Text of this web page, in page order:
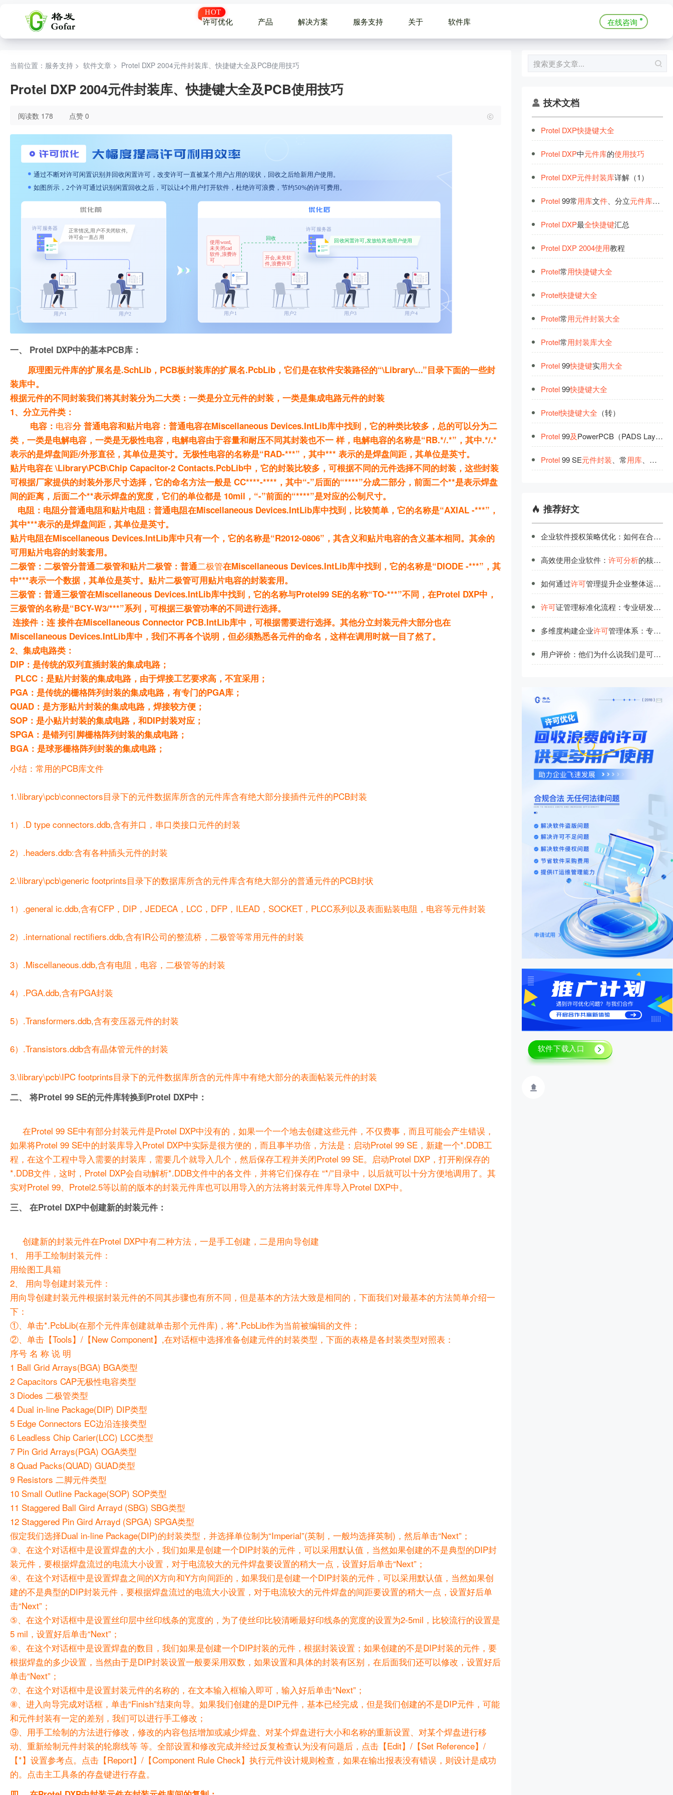
许可优化 产品 解决方案 服务支持 关于 软件库 在线咨询
当前位置：服务支持 > 软件文章 > Protel DXP 2004元件封装库、快捷键大全及PCB使用技巧
Protel DXP 2004元件封装库、快捷键大全及PCB使用技巧
阅读数 178 点赞 0
一、 Protel DXP中的基本PCB库：
原理图元件库的扩展名是.SchLib，PCB板封装库的扩展名.PcbLib，它们是在软件安装路径的“\Library\...”目录下面的一些封
装库中。
根据元件的不同封装我们将其封装分为二大类：一类是分立元件的封装，一类是集成电路元件的封装
1、分立元件类：
电容： 电容分 普通电容和贴片电容：普通电容在Miscellaneous Devices.IntLib库中找到，它的种类比较多，总的可以分为二
类，一类是电解电容，一类是无极性电容，电解电容由于容量和耐压不同其封装也不一 样，电解电容的名称是“RB.*/.*”，其中.*/.*
表示的是焊盘间距/外形直径，其单位是英寸。无极性电容的名称是“RAD-***”，其中*** 表示的是焊盘间距，其单位是英寸。
贴片电容在 \Library\PCB\Chip Capacitor-2 Contacts.PcbLib中，它的封装比较多，可根据不同的元件选择不同的封装，这些封装
可根据厂家提供的封装外形尺寸选择，它的命名方法一般是 CC****-****，其中“-”后面的“****”分成二部分，前面二个**是表示焊盘
间的距离，后面二个**表示焊盘的宽度，它们的单位都是 10mil，“-”前面的“****”是对应的公制尺寸。
电阻：电阻分普通电阻和贴片电阻：普通电阻在Miscellaneous Devices.IntLib库中找到，比较简单，它的名称是“AXIAL -***”，
其中***表示的是焊盘间距，其单位是英寸。
贴片电阻在Miscellaneous Devices.IntLib库中只有一个，它的名称是“R2012-0806”，其含义和贴片电容的含义基本相同。其余的
可用贴片电容的封装套用。
二极管：二极管分普通二极管和贴片二极管：普通二极管在Miscellaneous Devices.IntLib库中找到，它的名称是“DIODE -***”，其
中***表示一个数据，其单位是英寸。贴片二极管可用贴片电容的封装套用。
三极管：普通三极管在Miscellaneous Devices.IntLib库中找到，它的名称与Protel99 SE的名称“TO-***”不同，在Protel DXP中，
三极管的名称是“BCY-W3/***”系列，可根据三极管功率的不同进行选择。
连接件：连 接件在Miscellaneous Connector PCB.IntLib库中，可根据需要进行选择。其他分立封装元件大部分也在
Miscellaneous Devices.IntLib库中，我们不再各个说明，但必须熟悉各元件的命名，这样在调用时就一目了然了。
2、集成电路类：
DIP：是传统的双列直插封装的集成电路；
PLCC：是贴片封装的集成电路，由于焊接工艺要求高，不宜采用；
PGA：是传统的栅格阵列封装的集成电路，有专门的PGA库；
QUAD：是方形贴片封装的集成电路，焊接较方便；
SOP：是小贴片封装的集成电路，和DIP封装对应；
SPGA：是错列引脚栅格阵列封装的集成电路；
BGA：是球形栅格阵列封装的集成电路；
小结：常用的PCB库文件
1.\library\pcb\connectors目录下的元件数据库所含的元件库含有绝大部分接插件元件的PCB封装
1）.D type connectors.ddb,含有并口，串口类接口元件的封装
2）.headers.ddb:含有各种插头元件的封装
2.\library\pcb\generic footprints目录下的数据库所含的元件库含有绝大部分的普通元件的PCB封状
1）.general ic.ddb,含有CFP，DIP，JEDECA，LCC，DFP，ILEAD，SOCKET，PLCC系列以及表面贴装电阻，电容等元件封装
2）.international rectifiers.ddb,含有IR公司的整流桥，二极管等常用元件的封装
3）.Miscellaneous.ddb,含有电阻，电容，二极管等的封装
4）.PGA.ddb,含有PGA封装
5）.Transformers.ddb,含有变压器元件的封装
6）.Transistors.ddb含有晶体管元件的封装
3.\library\pcb\IPC footprints目录下的元件数据库所含的元件库中有绝大部分的表面帖装元件的封装
二、 将Protel 99 SE的元件库转换到Protel DXP中：
在Protel 99 SE中有部分封装元件是Protel DXP中没有的，如果一个一个地去创建这些元件，不仅费事，而且可能会产生错误，
如果将Protel 99 SE中的封装库导入Protel DXP中实际是很方便的，而且事半功倍，方法是：启动Protel 99 SE，新建一个*.DDB工
程，在这个工程中导入需要的封装库，需要几个就导入几个，然后保存工程并关闭Protel 99 SE。启动Protel DXP，打开刚保存的
*.DDB文件，这时，Protel DXP会自动解析*.DDB文件中的各文件，并将它们保存在 “*/”目录中，以后就可以十分方便地调用了。其
实对Protel 99、Protel2.5等以前的版本的封装元件库也可以用导入的方法将封装元件库导入Protel DXP中。
三、 在Protel DXP中创建新的封装元件：
创建新的封装元件在Protel DXP中有二种方法，一是手工创建，二是用向导创建
1、 用手工绘制封装元件：
用绘图工具箱
2、 用向导创建封装元件：
用向导创建封装元件根据封装元件的不同其步骤也有所不同，但是基本的方法大致是相同的，下面我们对最基本的方法简单介绍一
下：
①、单击*.PcbLib(在那个元件库创建就单击那个元件库)，将*.PcbLib作为当前被编辑的文件；
②、单击【Tools】/【New Component】,在对话框中选择准备创建元件的封装类型，下面的表格是各封装类型对照表：
序号 名 称 说 明
1 Ball Grid Arrays(BGA) BGA类型
2 Capacitors CAP无极性电容类型
3 Diodes 二极管类型
4 Dual in-line Package(DIP) DIP类型
5 Edge Connectors EC边沿连接类型
6 Leadless Chip Carier(LCC) LCC类型
7 Pin Grid Arrays(PGA) OGA类型
8 Quad Packs(QUAD) GUAD类型
9 Resistors 二脚元件类型
10 Small Outline Package(SOP) SOP类型
11 Staggered Ball Gird Arrayd (SBG) SBG类型
12 Staggered Pin Gird Arrayd (SPGA) SPGA类型
假定我们选择Dual in-line Package(DIP)的封装类型，并选择单位制为“Imperial”(英制，一般均选择英制)，然后单击“Next”；
③、在这个对话框中是设置焊盘的大小，我们如果是创建一个DIP封装的元件，可以采用默认值，当然如果创建的不是典型的DIP封
装元件，要根据焊盘流过的电流大小设置，对于电流较大的元件焊盘要设置的稍大一点，设置好后单击“Next”；
④、在这个对话框中是设置焊盘之间的X方向和Y方向间距的，如果我们是创建一个DIP封装的元件，可以采用默认值，当然如果创
建的不是典型的DIP封装元件，要根据焊盘流过的电流大小设置，对于电流较大的元件焊盘的间距要设置的稍大一点，设置好后单
击“Next”；
⑤、在这个对话框中是设置丝印层中丝印线条的宽度的，为了使丝印比较清晰最好印线条的宽度的设置为2-5mil，比较流行的设置是
5 mil，设置好后单击“Next”；
⑥、在这个对话框中是设置焊盘的数目，我们如果是创建一个DIP封装的元件，根据封装设置；如果创建的不是DIP封装的元件，要
根据焊盘的多少设置，当然由于是DIP封装设置一般要采用双数，如果设置和具体的封装有区别，在后面我们还可以修改，设置好后
单击“Next”；
⑦、在这个对话框中是设置封装元件的名称的，在文本输入框输入即可，输入好后单击“Next”；
⑧、进入向导完成对话框，单击“Finish”结束向导。如果我们创建的是DIP元件，基本已经完成，但是我们创建的不是DIP元件，可能
和元件封装有一定的差别，我们可以进行手工修改；
⑨、用手工绘制的方法进行修改，修改的内容包括增加或减少焊盘、对某个焊盘进行大小和名称的重新设置、对某个焊盘进行移
动、重新绘制元件封装的轮廓线等 等。全部设置和修改完成并经过反复检查认为没有问题后，点击【Edit】/【Set Reference】/
【*】设置参考点。点击【Report】/【Component Rule Check】执行元件设计规则检查，如果在输出报表没有错误，则设计是成功
的。点击主工具条的存盘键进行存盘。
技术文档
Protel DXP快捷键大全
Protel DXP中元件库的使用技巧
Protel DXP元件封装库详解（1）
Protel99常用库文件、分立元件库及
Protel DXP最全快捷键汇总
Protel DXP 2004使用教程
Protel常用快捷键大全
Protel快捷键大全
Protel常用元件封装大全
Protel常用封装库大全
Protel99快捷键实用大全
Protel99快捷键大全
Protel快捷键大全 （转）
Protel99及PowerPCB（PADS Layout）
Protel99 SE元件封装 、常用库、分立
推荐好文
企业软件授权策略优化：如何在合规与成本间找到平衡
高效使用企业软件： 许可分析的核心指标解读
如何通过许可管理提升企业整体运营效率？
许可证管理标准化流程：专业研发团队的经验总结
多维度构建企业许可管理体系：专业研发团队的实战分享
用户评价：他们为什么说我们是可信赖的